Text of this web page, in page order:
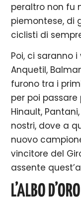
peraltro non fu
piemontese, di
ciclisti di
Poi, ci saranno
Anquetil,
furono tra i
per poi passare
Hinault,
nostri, dove a
nuovo
vincitore del
assente
L’ALBO D’ORO